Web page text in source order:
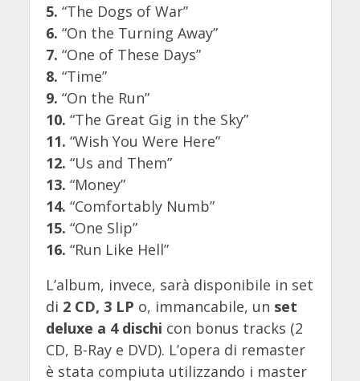
5. “The Dogs of War”
6. “On the Turning Away”
7. “One of These Days”
8. “Time”
9. “On the Run”
10. “The Great Gig in the Sky”
11. “Wish You Were Here”
12. “Us and Them”
13. “Money”
14. “Comfortably Numb”
15. “One Slip”
16. “Run Like Hell”
L’album, invece, sarà disponibile in set
di 2 CD, 3 LP o, immancabile, un set
deluxe a 4 dischi con bonus tracks (2
CD, B-Ray e DVD). L’opera di remaster
è stata compiuta utilizzando i master